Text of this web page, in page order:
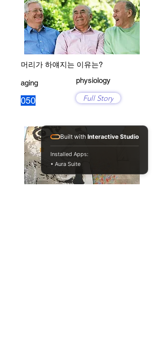
머리가 하얘지는 이유는?
aging
050
physiology
Full Story
Built with Interactive Studio
Installed Apps:
• Aura Suite